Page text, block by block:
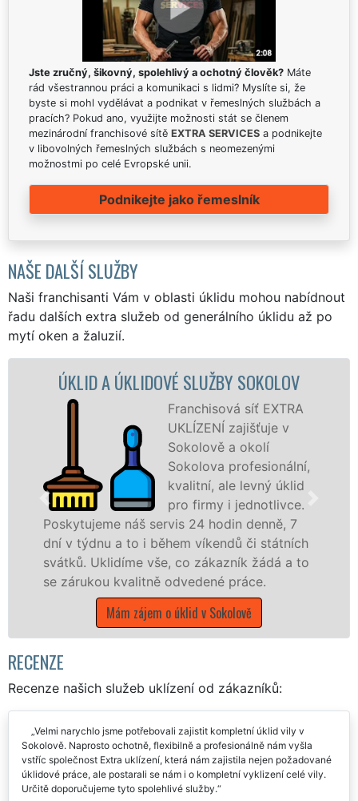
Jste zručný, šikovný, spolehlivý a ochotný člověk? Máte
rád všestrannou práci a komunikaci s lidmi? Myslíte si, že
byste si mohl vydělávat a podnikat v řemeslných službách a
pracích? Pokud ano, využijte možnosti stát se členem
mezinárodní franchisové sítě EXTRA SERVICES a podnikejte
v libovolných řemeslných službách s neomezenými
možnostmi po celé Evropské unii.
Podnikejte jako řemeslník
NAŠE DALŠÍ SLUŽBY
Naši franchisanti Vám v oblasti úklidu mohou nabídnout
řadu dalších extra služeb od generálního úklidu až po
mytí oken a žaluzií.
SLUŽBY SOKOLOV
Franchisová síť EXTRA
UKLÍZENÍ zajišťuje v
Sokolově a okolí
Sokolova profesionální,
kvalitní, ale levný úklid
pro firmy i jednotlivce.
servis 24 hodin denně, 7
i během víkendů či státních
vše, co zákazník žádá a to
odvedené práce.
zájem o úklid v Sokolově
ÚKLIDOVÁ
nabízíme pro
státní podniky,
Karlovarském
RECENZE
Recenze našich služeb uklízení od zákazníků:
Velmi narychlo jsme potřebovali zajistit kompletní úklid vily v
Sokolově. Naprosto ochotně, flexibilně a profesionálně nám vyšla
vstříc společnost Extra uklízení, která nám zajistila nejen požadované
úklidové práce, ale postarali se nám i o kompletní vyklizení celé vily.
Určitě doporučujeme tyto spolehlivé služby.